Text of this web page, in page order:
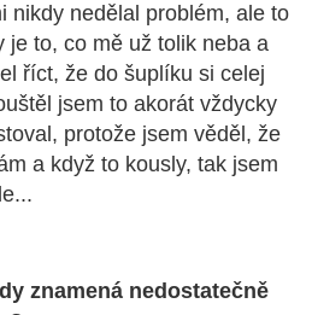
nikdy nedělal problém, ale to
je to, co mě už tolik neba a
říct, že do šuplíku si celej
jsem to akorát vždycky
protože jsem věděl, že
a když to kously, tak jsem
znamená nedostatečně